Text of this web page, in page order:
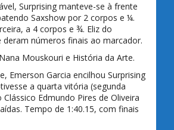
Surprising manteve-se à frente
Saxshow por 2 corpos e ¼.
a 4 corpos e ¾. Eliz do
deram números finais ao marcador.
Mouskouri e História da Arte.
Emerson Garcia encilhou Surprising
a quarta vitória (segunda
Clássico Edmundo Pires de Oliveira
Tempo de 1:40.15, com finais